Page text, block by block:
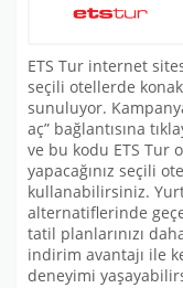
ETS Tur internet
seçili otellerde
sunuluyor.
aç” bağlantısına
ve bu kodu ETS Tur
yapacağınız seçili
kullanabilirsiniz.
alternatiflerinde
tatil planlarınızı
indirim avantajı ile
deneyimi